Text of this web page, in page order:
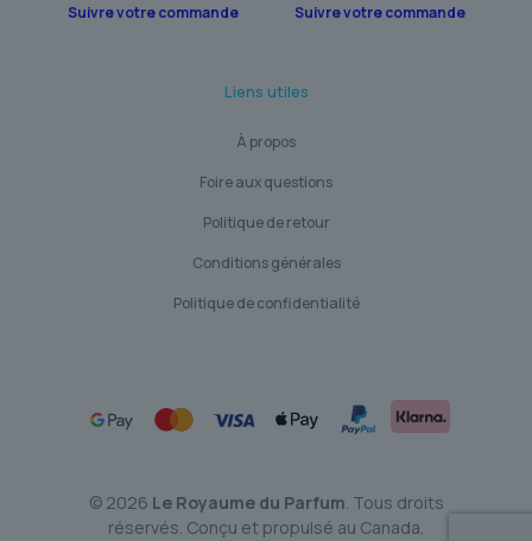
Suivre votre commande
Suivre votre commande
Liens utiles
À propos
Foire aux questions
Politique de retour
Conditions générales
Politique de confidentialité
© 2026 Le Royaume du Parfum. Tous droits
réservés. Conçu et propulsé au Canada.